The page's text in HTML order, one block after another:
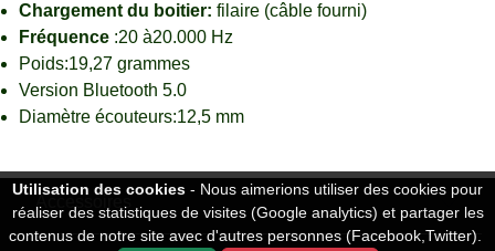
Chargement du boitier: filaire (câble fourni)
Fréquence :20 à20.000 Hz
Poids:19,27 grammes
Version Bluetooth 5.0
Diamètre écouteurs:12,5 mm
Utilisation des cookies - Nous aimerions utiliser des cookies pour
réaliser des statistiques de visites (Google analytics) et partager les
contenus de notre site avec d'autres personnes (Facebook,Twitter).